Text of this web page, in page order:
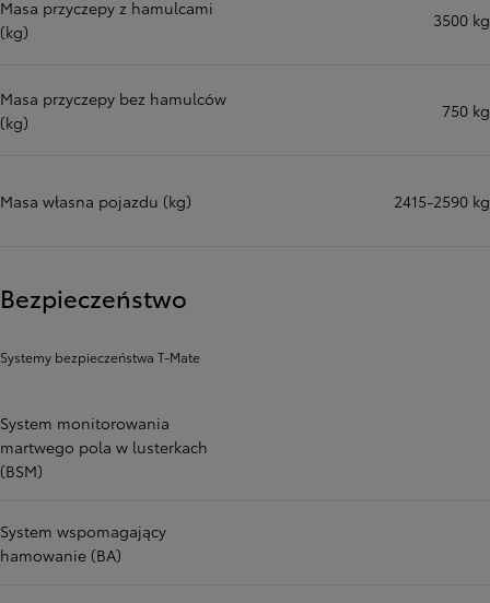
Masa przyczepy z hamulcami
(kg)
3500 kg
Masa przyczepy bez hamulców
(kg)
750 kg
Masa własna pojazdu (kg) 2415-2590 kg
Bezpieczeństwo
Systemy bezpieczeństwa T-Mate
System monitorowania
martwego pola w lusterkach
(BSM)
System wspomagający
hamowanie (BA)